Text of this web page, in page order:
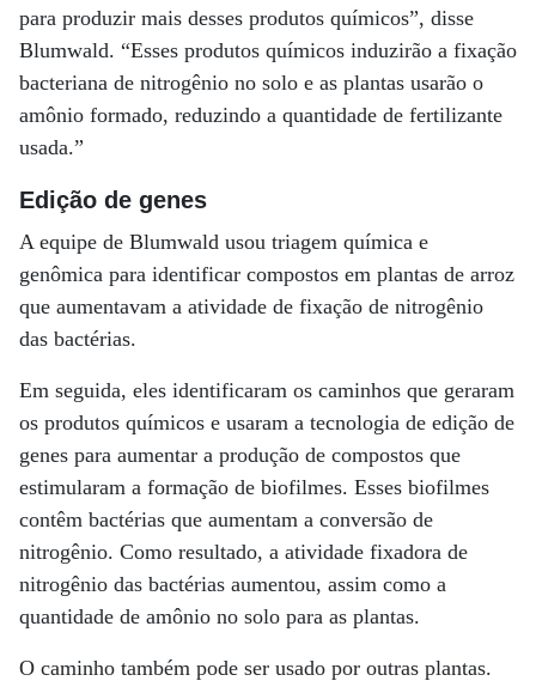
para produzir mais desses produtos químicos”, disse
Blumwald. “Esses produtos químicos induzirão a fixação
bacteriana de nitrogênio no solo e as plantas usarão o
amônio formado, reduzindo a quantidade de fertilizante
usada.”
Edição de genes
A equipe de Blumwald usou triagem química e
genômica para identificar compostos em plantas de arroz
que aumentavam a atividade de fixação de nitrogênio
das bactérias.
Em seguida, eles identificaram os caminhos que geraram
os produtos químicos e usaram a tecnologia de edição de
genes para aumentar a produção de compostos que
estimularam a formação de biofilmes. Esses biofilmes
contêm bactérias que aumentam a conversão de
nitrogênio. Como resultado, a atividade fixadora de
nitrogênio das bactérias aumentou, assim como a
quantidade de amônio no solo para as plantas.
O caminho também pode ser usado por outras plantas.